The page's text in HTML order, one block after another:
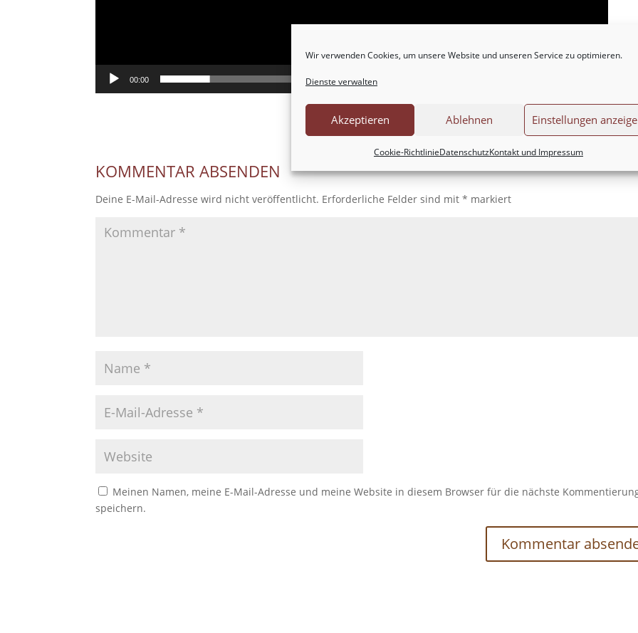
Wir verwenden Cookies, um unsere Website und unseren Service zu optimieren.
Dienste verwalten
Akzeptieren Ablehnen Einstellungen
Cookie-RichtlinieDatenschutzKontakt und Impressum
00:00
KOMMENTAR ABSENDEN
Deine E-Mail-Adresse wird nicht veröffentlicht. Erforderliche Felder sind mit* markiert
Meinen Namen, meine E-Mail-Adresse und meine Website in diesem Browser für die nächste
speichern.